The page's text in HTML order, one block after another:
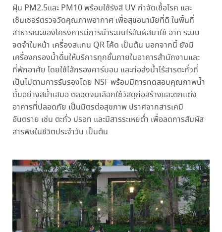
ฝุ่น PM2.5และ PM10 พร้อมใช้รังสี UV กำจัดเชื้อโรค และ
เซ็นเซอร์ตรวจวัดคุณภาพอากาศ เพื่อสุขอนามัยที่ดี ในพื้นที่
สาธารณะของโครงการมีการนำระบบไร้สัมผัสมาใช้ อาทิ ระบบ
จดจำใบหน้า เครื่องสแกน QR โค้ด เป็นต้น นอกจากนี้ ยังมี
เครื่องกรองน้ำดื่มให้บริการทุกชั้นภายในอาคารสำนักงานและ
ที่พักอาศัย โดยใช้ไส้กรองคาร์บอน และท่อส่งน้ำไร้สารตะกั่วที่
เป็นไปตามการรับรองโดย NSF พร้อมมีการทดสอบคุณภาพน้ำ
ดื่มอย่างสม่ำเสมอ ตลอดจนเลือกใช้วัสดุก่อสร้างและตกแต่ง
อาคารที่ปลอดภัย เป็นมิตรต่อสุขภาพ ปราศจากสารเคมี
อันตราย เช่น ตะกั่ว ปรอท และมีสารระเหยต่ำ เพื่อลดการสัมผัส
สารพิษในชีวิตประจำวัน เป็นต้น